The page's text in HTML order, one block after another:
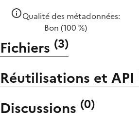
Qualité des métadonnées:
Bon (100 %)
Fichiers (3)
Réutilisations et API
Discussions (0)